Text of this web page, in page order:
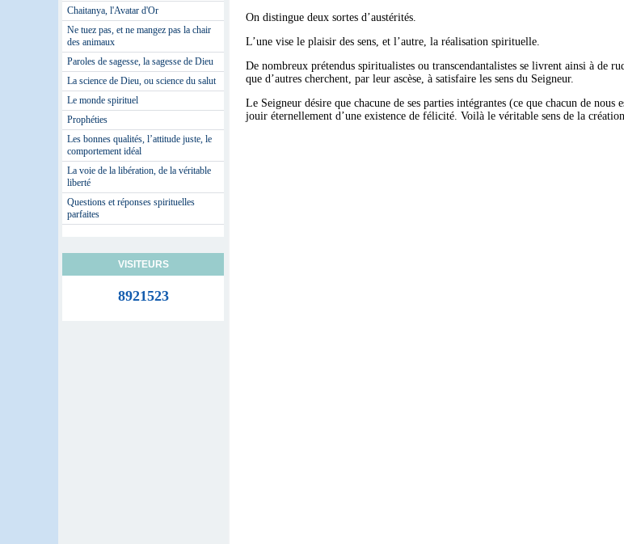
On distingue deux sortes d’austérités.
L’une vise le plaisir des sens, et l’autre, la réalisation spirituelle.
De nombreux prétendus spiritualistes ou transcendantalistes se livrent ainsi à de
que d’autres cherchent, par leur ascèse, à satisfaire les sens du Seigneur.
Le Seigneur désire que chacune de ses parties intégrantes (ce que chacun de
jouir éternellement d’une existence de félicité. Voilà le véritable sens de la
Chaitanya, l'Avatar d'Or
Ne tuez pas, et ne mangez pas la chair
des animaux
Paroles de sagesse, la sagesse de Dieu
La science de Dieu, ou science du salut
Le monde spirituel
Prophéties
Les bonnes qualités, l’attitude juste, le
comportement idéal
La voie de la libération, de la véritable
liberté
Questions et réponses spirituelles
parfaites
VISITEURS
8921523